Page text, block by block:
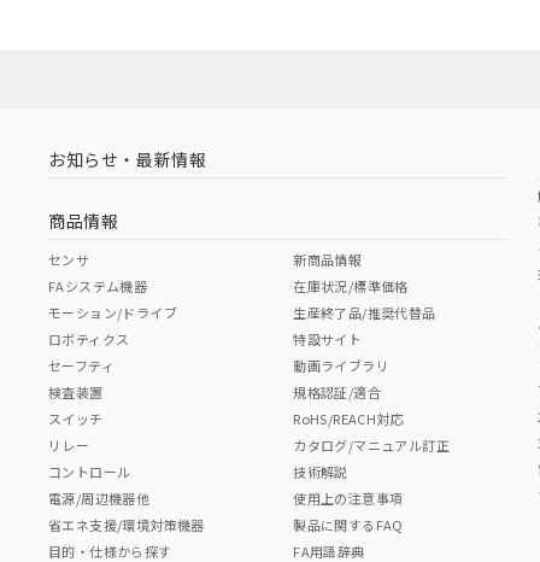
お知らせ・最新情報
商品情報
センサ
FAシステム機器
モーション/ドライブ
ロボティクス
セーフティ
検査装置
スイッチ
リレー
コントロール
電源/周辺機器他
省エネ支援/環境対策機器
目的・仕様から探す
新商品情報
在庫状況/標準価格
生産終了品/推奨代替品
特設サイト
動画ライブラリ
規格認証/適合
RoHS/REACH対応
カタログ/マニュアル訂正
技術解説
使用上の注意事項
製品に関するFAQ
FA用語辞典